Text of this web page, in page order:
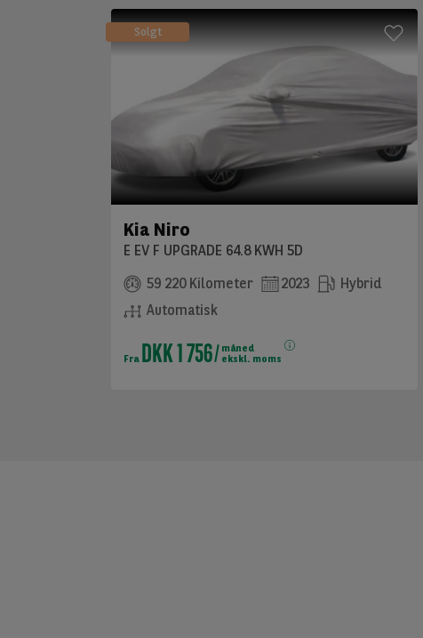
Solgt
Kia Niro
E EV F UPGRADE 64.8 KWH 5D
59 220 Kilometer
2023
Hybrid
Automatisk
Fra DKK 1 756
måned
ekskl. moms